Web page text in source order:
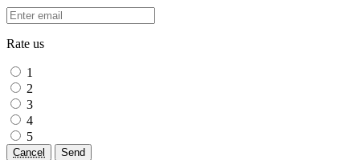
Rate us
1
2
3
4
5
Cancel Send